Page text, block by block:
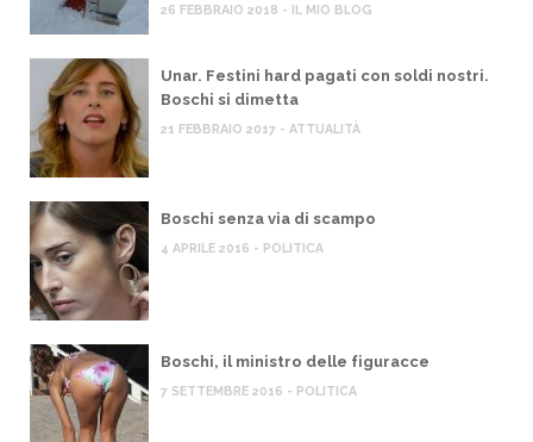
26 FEBBRAIO 2018 - IL MIO BLOG
Unar. Festini hard pagati con soldi nostri.
Boschi si dimetta
21 FEBBRAIO 2017 - ATTUALITÀ
Boschi senza via di scampo
4 APRILE 2016 - POLITICA
Boschi, il ministro delle figuracce
7 SETTEMBRE 2016 - POLITICA